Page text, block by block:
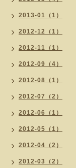
2013-01（1）
2012-12（1）
2012-11（1）
2012-09（4）
2012-08（1）
2012-07（2）
2012-06（1）
2012-05（1）
2012-04（2）
2012-03（2）